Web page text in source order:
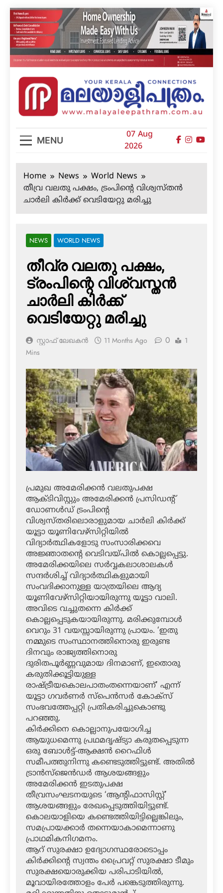
Skip
to
content
മലയാളിപത്രം
MENU
07 Aug
2026
Home News
World News
തീവ്ര വലതു പക്ഷം, ട്രംപിന്റെ വിശ്വസ്തന്‍
ചാര്‍ലി കിര്‍ക്ക് വെടിയേറ്റു മരിച്ചു
NEWS WORLD NEWS
തീവ്ര വലതു പക്ഷം,
ട്രംപിന്റെ വിശ്വസ്തന്‍
ചാര്‍ലി കിര്‍ക്ക്
വെടിയേറ്റു മരിച്ചു
സ്റ്റാഫ് ലേഖകൻ 11 Months Ago 0
1
Mins
പ്രമുഖ അമേരിക്കന്‍ വലതുപക്ഷ
ആക്ടിവിസ്റ്റും അമേരിക്കന്‍ പ്രസിഡന്റ്
ഡോണള്‍ഡ് ട്രംപിന്റെ
വിശ്വസ്തരിലൊരാളുമായ ചാര്‍ലി കിര്‍ക്ക്
യൂട്ടാ യൂണിവേഴ്‌സിറ്റിയില്‍
വിദ്യാര്‍ത്ഥികളോടു സംസാരിക്കവെ
അജ്ഞാതന്റെ വെടിവയ്പില്‍ കൊല്ലപ്പെട്ടു.
അമേരിക്കയിലെ സര്‍വ്വകലാശാലകള്‍
സന്ദര്‍ശിച്ച് വിദ്യാര്‍ത്ഥികളുമായി
സംവദിക്കാനുള്ള യാത്രയിലെ ആദ്യ
യൂണിവേഴ്‌സിറ്റിയായിരുന്നു യൂട്ടാ വാലി.
അവിടെ വച്ചുതന്നെ കിര്‍ക്ക്
കൊല്ലപ്പെടുകയായിരുന്നു. മരിക്കുമ്പോള്‍
വെറും 31 വയസ്സായിരുന്നു പ്രായം. ‘ഇതു
നമ്മുടെ സംസ്ഥാനത്തിനൊരു ഇരുണ്ട
ദിനവും രാജ്യത്തിനൊരു
ദുരിതപൂര്‍ണ്ണവുമായ ദിനമാണ്, ഇതൊരു
കരുതിക്കൂട്ടിയുള്ള
രാഷ്ട്രീയകൊലപാതംതന്നെയാണ്’ എന്ന്
യൂട്ടാ ഗവര്‍ണര്‍ സ്‌പെന്‍സര്‍ കോക്‌സ്
സംഭവത്തേപ്പറ്റി പ്രതികരിച്ചുകൊണ്ടു
പറഞ്ഞു.
കിര്‍ക്കിനെ കൊല്ലാനുപയോഗിച്ച
ആയുധമെന്നു പ്രഥമദൃഷ്ട്യാ കരുതപ്പെടുന്ന
ഒരു ബോള്‍ട്ട്-ആക്ഷന്‍ റൈഫിള്‍
സമീപത്തുനിന്നു കണ്ടെടുത്തിട്ടുണ്ട്. അതില്‍
ട്രാന്‍സ്‌ജെന്‍ഡര്‍ ആശയങ്ങളും
അമേരിക്കന്‍ ഇടതുപക്ഷ
തീവ്രസംഘടനയുടെ ‘ആന്റിഫാസിസ്റ്റ്’
ആശയങ്ങളും രേഖപ്പെടുത്തിയിട്ടുണ്ട്.
കൊലയാളിയെ കണ്ടെത്തിയിട്ടില്ലെങ്കിലും,
സമപ്രായക്കാര്‍ തന്നെയാകാമെന്നാണു
പ്രാഥമികനിഗമനം.
ആറ് സുരക്ഷാ ഉദ്യോഗസ്ഥരോടൊപ്പം
കിര്‍ക്കിന്റെ സ്വന്തം പ്രൈവറ്റ് സുരക്ഷാ ടീമും
സുരക്ഷയൊരുക്കിയ പരിപാടിയില്‍,
മൂവായിരത്തോളം പേര്‍ പങ്കെടുത്തിരുന്നു.